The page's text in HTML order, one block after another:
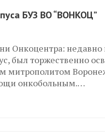
БУЗ ВО “ВОНКОЦ”
Онкоцентра:
был торжественно
митрополитом
онкобольным.…